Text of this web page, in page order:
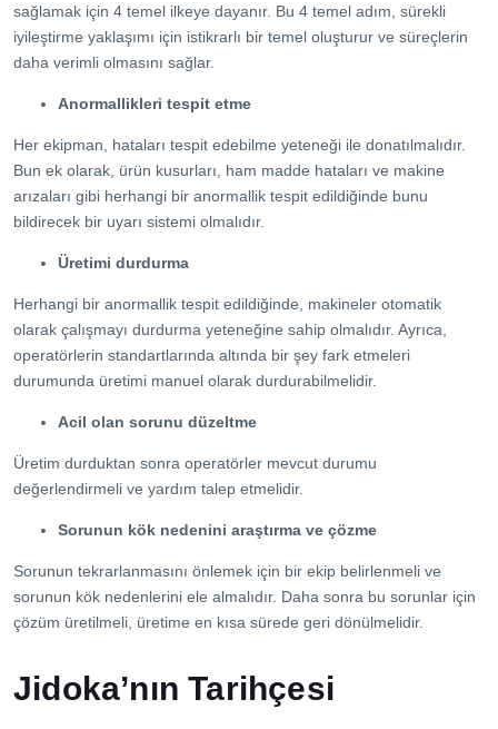
sağlamak için 4 temel ilkeye dayanır. Bu 4 temel adım, sürekli
iyileştirme yaklaşımı için istikrarlı bir temel oluşturur ve süreçlerin
daha verimli olmasını sağlar.
Anormallikleri tespit etme
Her ekipman, hataları tespit edebilme yeteneği ile donatılmalıdır.
Bun ek olarak, ürün kusurları, ham madde hataları ve makine
arızaları gibi herhangi bir anormallik tespit edildiğinde bunu
bildirecek bir uyarı sistemi olmalıdır.
Üretimi durdurma
Herhangi bir anormallik tespit edildiğinde, makineler otomatik
olarak çalışmayı durdurma yeteneğine sahip olmalıdır. Ayrıca,
operatörlerin standartlarında altında bir şey fark etmeleri
durumunda üretimi manuel olarak durdurabilmelidir.
Acil olan sorunu düzeltme
Üretim durduktan sonra operatörler mevcut durumu
değerlendirmeli ve yardım talep etmelidir.
Sorunun kök nedenini araştırma ve çözme
Sorunun tekrarlanmasını önlemek için bir ekip belirlenmeli ve
sorunun kök nedenlerini ele almalıdır. Daha sonra bu sorunlar için
çözüm üretilmeli, üretime en kısa sürede geri dönülmelidir.
Jidoka’nın Tarihçesi